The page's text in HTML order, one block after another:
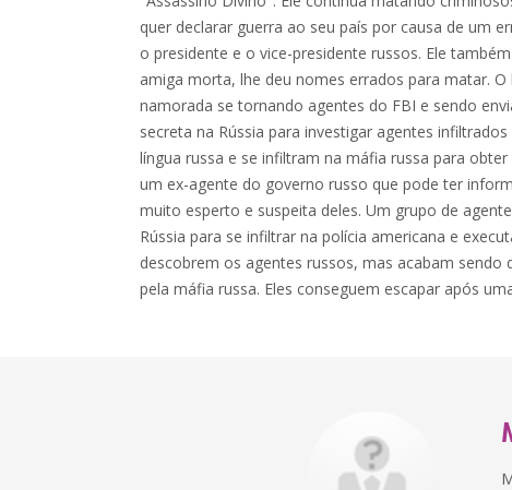
quer declarar guerra ao seu país por causa de um
o presidente e o vice-presidente russos. Ele
amiga morta, lhe deu nomes errados para matar.
namorada se tornando agentes do FBI e sendo
secreta na Rússia para investigar agentes infiltrados
língua russa e se infiltram na máfia russa para
um ex-agente do governo russo que pode ter
muito esperto e suspeita deles. Um grupo de
Rússia para se infiltrar na polícia americana e
descobrem os agentes russos, mas acabam sendo
pela máfia russa. Eles conseguem escapar após